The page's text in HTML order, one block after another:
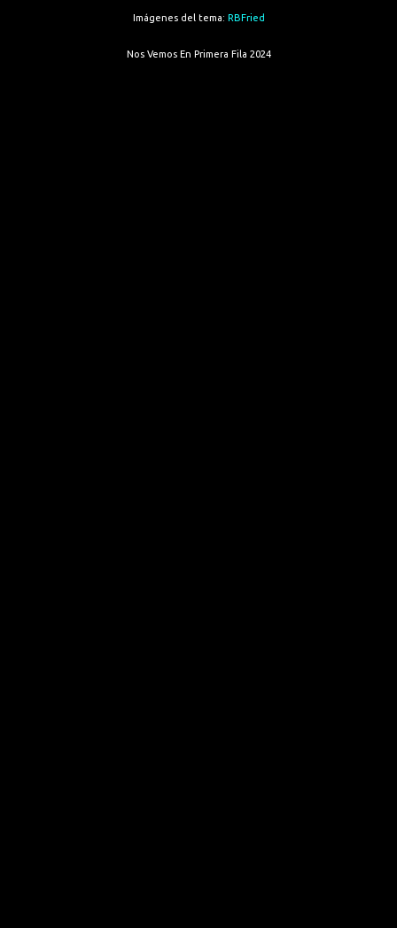
Imágenes del tema: RBFried
Nos Vemos En Primera Fila 2024